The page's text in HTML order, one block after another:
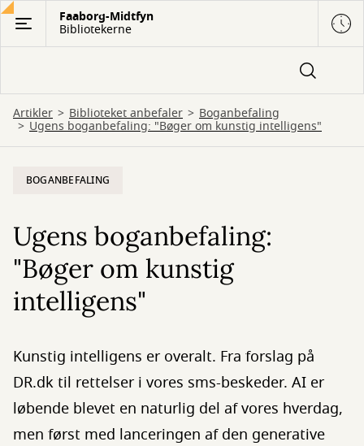
Gå
hovedindhold
Faaborg-Midtfyn
Bibliotekerne
Artikler Biblioteket anbefaler Boganbefaling
Ugens boganbefaling: "Bøger om kunstig intelligens"
BOGANBEFALING
Ugens boganbefaling:
"Bøger om kunstig
intelligens"
Kunstig intelligens er overalt. Fra forslag på
DR.dk til rettelser i vores sms-beskeder. AI er
løbende blevet en naturlig del af vores hverdag,
men først med lanceringen af den generative